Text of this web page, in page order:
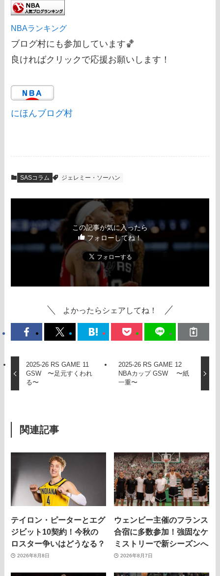
NBAランキング
ブログ村にも参加しています🏀
良ければクリックで応援お願いします！
にほんブログ村
SASコラム ジェレミー・ソーハン
この記事が気に入ったら
フォローしてね！
よかったらシェアしてね！
2025-26 RS GAME 11
GSW 〜足元すくわれ
る〜
2025-26 RS GAME 12
NBAカップ GSW 〜紙
一重〜
関連記事
テイロン・ピーターとエグ
ジビット10契約！今秋の
ロスター争いはどうなる？
2026年8月8日
ウェンビー主催のフランス
合宿に多数参加！強固なケ
ミストリーで新シーズンへ
2026年8月7日